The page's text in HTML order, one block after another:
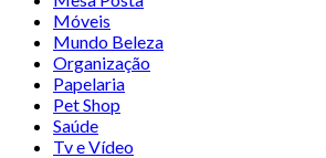
Móveis
Mundo Beleza
Organização
Papelaria
Pet Shop
Saúde
Tv e Vídeo